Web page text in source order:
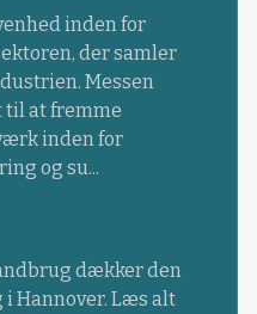
inden for
der samler
Messen
at fremme
inden for
og su...
dækker den
Hannover. Læs alt